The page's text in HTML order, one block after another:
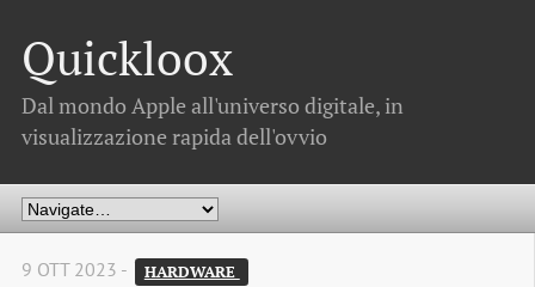
Quickloox
Dal mondo Apple all'universo digitale, in
visualizzazione rapida dell'ovvio
9 OTT 2023 - HARDWARE